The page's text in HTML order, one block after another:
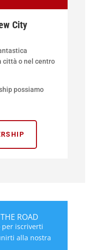
City
città o nel centro
possiamo
ROAD
per iscriverti
alla nostra